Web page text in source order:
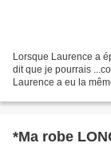
Lorsque Laurence a
dit que je pourrais
Laurence a eu la
*Ma robe